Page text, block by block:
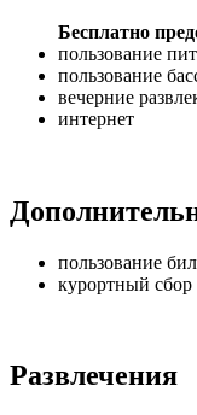
Бесплатно
пользование
пользование
вечерние
интернет
пользование
курортный сбор
Развлечения